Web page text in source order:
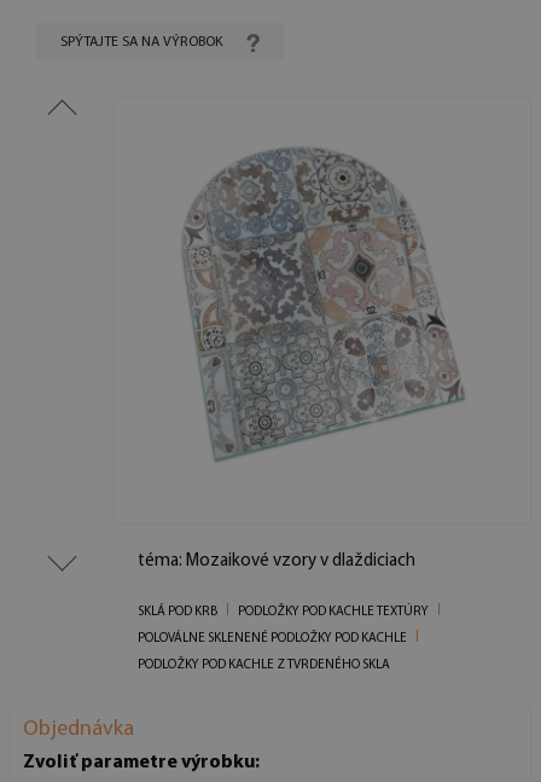
SPÝTAJTE SA NA VÝROBOK
téma: Mozaikové vzory v dlaždiciach
SKLÁ POD KRB
PODLOŽKY POD KACHLE TEXTÚRY
POLOVÁLNE SKLENENÉ PODLOŽKY POD KACHLE
PODLOŽKY POD KACHLE Z TVRDENÉHO SKLA
Objednávka
Zvoliť parametre výrobku: